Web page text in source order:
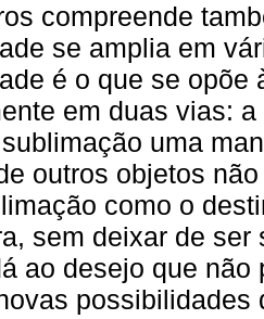
compreende
se amplia em
é o que se opõe
em duas vias:
uma
outros objetos
como o
sem deixar de
ao desejo que